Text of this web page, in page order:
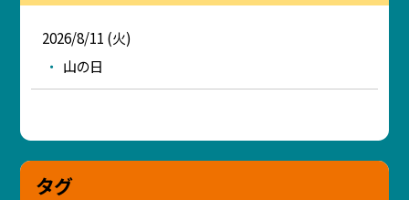
2026/8/11 (火)
山の日
タグ